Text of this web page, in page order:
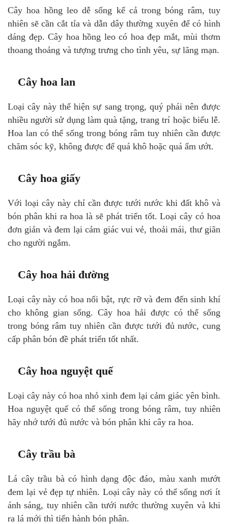
Cây hoa hồng leo dễ sống kể cả trong bóng râm, tuy
nhiên sẽ cần cắt tỉa và dẫn dây thường xuyên để có hình
dáng đẹp. Cây hoa hồng leo có hoa đẹp mắt, mùi thơm
thoang thoảng và tượng trưng cho tình yêu, sự lãng mạn.
Cây hoa lan
Loại cây này thể hiện sự sang trọng, quý phái nên được
nhiều người sử dụng làm quà tặng, trang trí hoặc biếu lễ.
Hoa lan có thể sống trong bóng râm tuy nhiên cần được
chăm sóc kỹ, không được để quá khô hoặc quá ẩm ướt.
Cây hoa giấy
Với loại cây này chỉ cần được tưới nước khi đất khô và
bón phân khi ra hoa là sẽ phát triển tốt. Loại cây có hoa
đơn giản và đem lại cảm giác vui vẻ, thoải mái, thư giãn
cho người ngắm.
Cây hoa hải đường
Loại cây này có hoa nổi bật, rực rỡ và đem đến sinh khí
cho không gian sống. Cây hoa hải được có thể sống
trong bóng râm tuy nhiên cần được tưới đủ nước, cung
cấp phân bón đề phát triển tốt nhất.
Cây hoa nguyệt quế
Loại cây này có hoa nhỏ xinh đem lại cảm giác yên bình.
Hoa nguyệt quế có thể sống trong bóng râm, tuy nhiên
hãy nhớ tưới đủ nước và bón phân khi cây ra hoa.
Cây trầu bà
Lá cây trầu bà có hình dạng độc đáo, màu xanh mướt
đem lại vẻ đẹp tự nhiên. Loại cây này có thể sống nơi ít
ánh sáng, tuy nhiên cần tưới nước thường xuyên và khi
ra lá mới thì tiến hành bón phân.